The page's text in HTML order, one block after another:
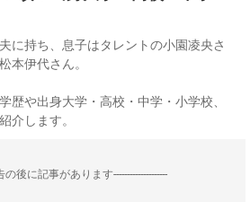
に持ち、息子はタレントの小園凌央さ
本伊代さん。
歴や出身大学・高校・中学・小学校、
介します。
の後に記事があります--------------------